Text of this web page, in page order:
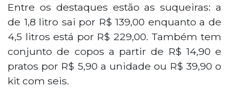
Entre os destaques estão as suqueiras: a
de 1,8 litro sai por R$ 139,00 enquanto a de
4,5 litros está por R$ 229,00. Também tem
conjunto de copos a partir de R$ 14,90 e
pratos por R$ 5,90 a unidade ou R$ 39,90 o
kit com seis.